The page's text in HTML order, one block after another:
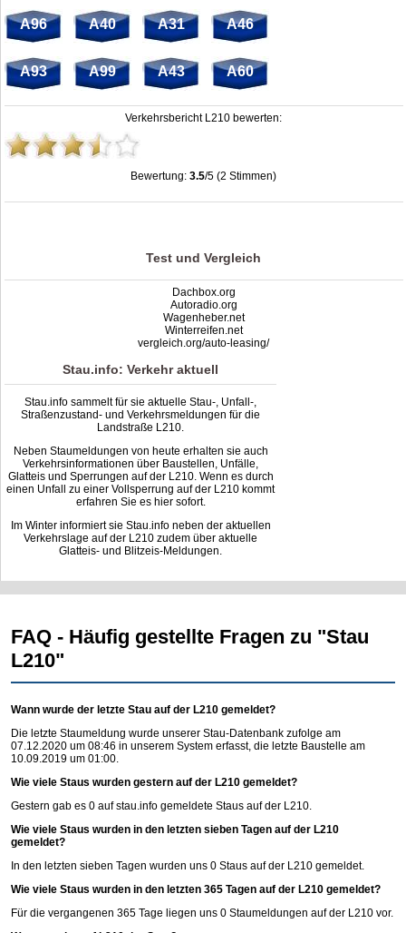
A96 A40 A31 A46
A93 A99 A43 A60
Verkehrsbericht L210 bewerten:
Bewertung:3.5/5 (2 Stimmen)
Stau L210: Unfälle, Sperrung & Baustellen | Staumelder L210 ,3.5out of5based
Test und Vergleich
Dachbox.org
Autoradio.org
Wagenheber.net
Winterreifen.net
vergleich.org/auto-leasing/
Stau.info: Verkehr aktuell
Stau.info sammelt für sie aktuelle Stau-, Unfall-,
Straßenzustand- und Verkehrsmeldungen für die
Landstraße L210.
Neben Staumeldungen von heute erhalten sie auch
Verkehrsinformationen über Baustellen, Unfälle,
Glatteis und Sperrungen auf der L210. Wenn es durch
einen Unfall zu einer Vollsperrung auf der L210 kommt
erfahren Sie es hier sofort.
Im Winter informiert sie Stau.info neben der aktuellen
Verkehrslage auf der L210 zudem über aktuelle
Glatteis- und Blitzeis-Meldungen.
FAQ - Häufig gestellte Fragen zu "Stau
L210"
Wann wurde der letzte Stau auf der L210 gemeldet?
Die letzte Staumeldung wurde unserer Stau-Datenbank zufolge am
07.12.2020 um 08:46 in unserem System erfasst, die letzte Baustelle am
10.09.2019 um 01:00.
Wie viele Staus wurden gestern auf der L210 gemeldet?
Gestern gab es 0 aufstau.info gemeldete Staus auf der L210.
Wie viele Staus wurden in den letzten sieben Tagen auf der L210
gemeldet?
In den letzten sieben Tagen wurden uns 0 Staus auf der L210 gemeldet.
Wie viele Staus wurden in den letzten 365 Tagen auf der L210 gemeldet?
Für die vergangenen 365 Tage liegen uns 0 Staumeldungen auf der L210 vor.